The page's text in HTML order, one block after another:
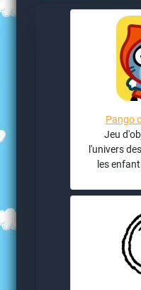
Pango
Jeu
l'univers
les